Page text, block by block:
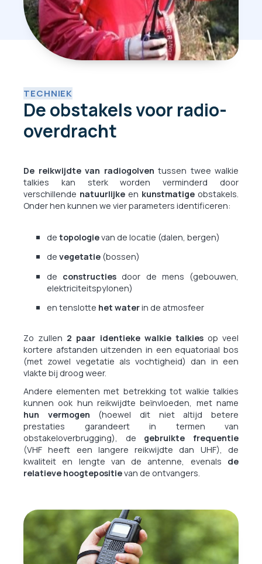
TECHNIEK
De obstakels voor radio-
overdracht
De reikwijdte van radiogolven tussen twee walkie
talkies kan sterk worden verminderd door
verschillende natuurlijke en kunstmatige obstakels.
Onder hen kunnen we vier parameters identificeren:
de topologievan de locatie (dalen, bergen)
de vegetatie (bossen)
de constructies door de mens (gebouwen,
elektriciteitspylonen)
en tenslotte het waterin de atmosfeer
Zo zullen 2 paar identieke walkie talkiesop veel
kortere afstanden uitzenden in een equatoriaal bos
(met zowel vegetatie als vochtigheid) dan in een
vlakte bij droog weer.
Andere elementen met betrekking tot walkie talkies
kunnen ook hun reikwijdte beïnvloeden, met name
hun vermogen (hoewel dit niet altijd betere
prestaties garandeert in termen van
obstakeloverbrugging), de gebruikte frequentie
(VHF heeft een langere reikwijdte dan UHF), de
kwaliteit en lengte van de antenne, evenals de
relatieve hoogtepositievan de ontvangers.